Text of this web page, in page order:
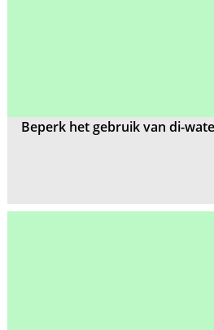
Beperk het gebruik van di-